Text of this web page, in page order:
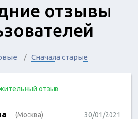
отзывы
Сначала старые
отзыв
(Москва) 30/01/2021